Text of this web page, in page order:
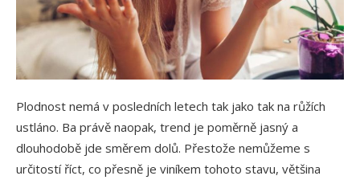
Plodnost nemá v posledních letech tak jako tak na růžích
ustláno. Ba právě naopak, trend je poměrně jasný a
dlouhodobě jde směrem dolů. Přestože nemůžeme s
určitostí říct, co přesně je viníkem tohoto stavu, většina